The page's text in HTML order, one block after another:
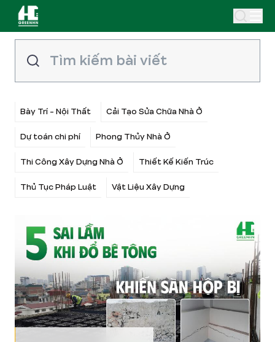
Bày Trí - Nội Thất Cải Tạo Sửa Chữa Nhà Ở
Dự toán chi phí Phong Thủy Nhà Ở
Thi Công Xây Dựng Nhà Ở Thiết Kế Kiến Trúc
Thủ Tục Pháp Luật Vật Liệu Xây Dựng